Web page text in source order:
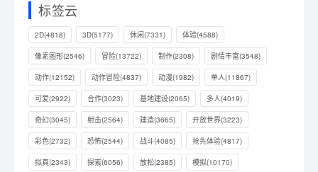
标签云
2D(4818) 3D(5177) 休闲(7331) 体验(4588)
像素图形(2546) 冒险(13722) 制作(2308) 剧情丰富(3548)
动作(12152) 动作冒险(4837) 动漫(1982) 单人(11867)
可爱(2922) 合作(3023) 基地建设(2065) 多人(4019)
奇幻(3045) 射击(2564) 建造(3665) 开放世界(3223)
彩色(2732) 恐怖(2544) 战斗(4085) 抢先体验(4817)
拟真(2343) 探索(6056) 放松(2385) 模拟(10170)